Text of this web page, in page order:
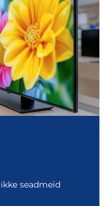
seadmeid